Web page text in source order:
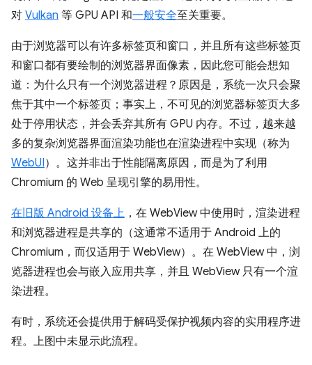
对 Vulkan 等 GPU API 和一般安全至关重要。
由于浏览器可以有许多标签页和窗口，并且所有这些标签页
和窗口都有要绘制的浏览器界面像素，因此您可能会想知
道：为什么只有一个浏览器进程？原因是，系统一次只会聚
焦于其中一个标签页；事实上，不可见的浏览器标签页大多
处于停用状态，并会丢弃其所有 GPU 内存。不过，越来越
多的复杂浏览器界面渲染功能也在渲染进程中实现（称为
WebUI）。这并非出于性能隔离原因，而是为了利用
Chromium 的 Web 呈现引擎的易用性。
在旧版 Android 设备上 ，在 WebView 中使用时，渲染进程
和浏览器进程是共享的（这通常不适用于 Android 上的
Chromium，而仅适用于 WebView）。在 WebView 中，浏
览器进程也会与嵌入应用共享，并且 WebView 只有一个渲
染进程。
有时，系统还会提供用于解码受保护视频内容的实用程序进
程。上图中未显示此流程。